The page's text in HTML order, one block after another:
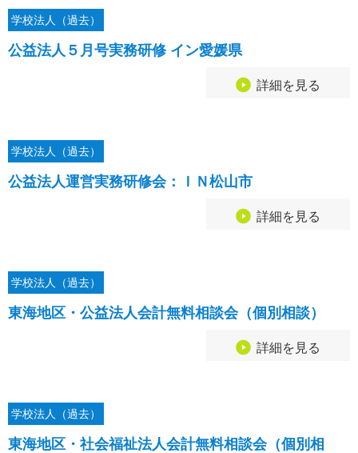
学校法人（過去）
公益法人５月号実務研修 イン愛媛県
詳細を見る
学校法人（過去）
公益法人運営実務研修会：ＩＮ松山市
詳細を見る
学校法人（過去）
東海地区・公益法人会計無料相談会（個別相談）
詳細を見る
学校法人（過去）
東海地区・社会福祉法人会計無料相談会（個別相